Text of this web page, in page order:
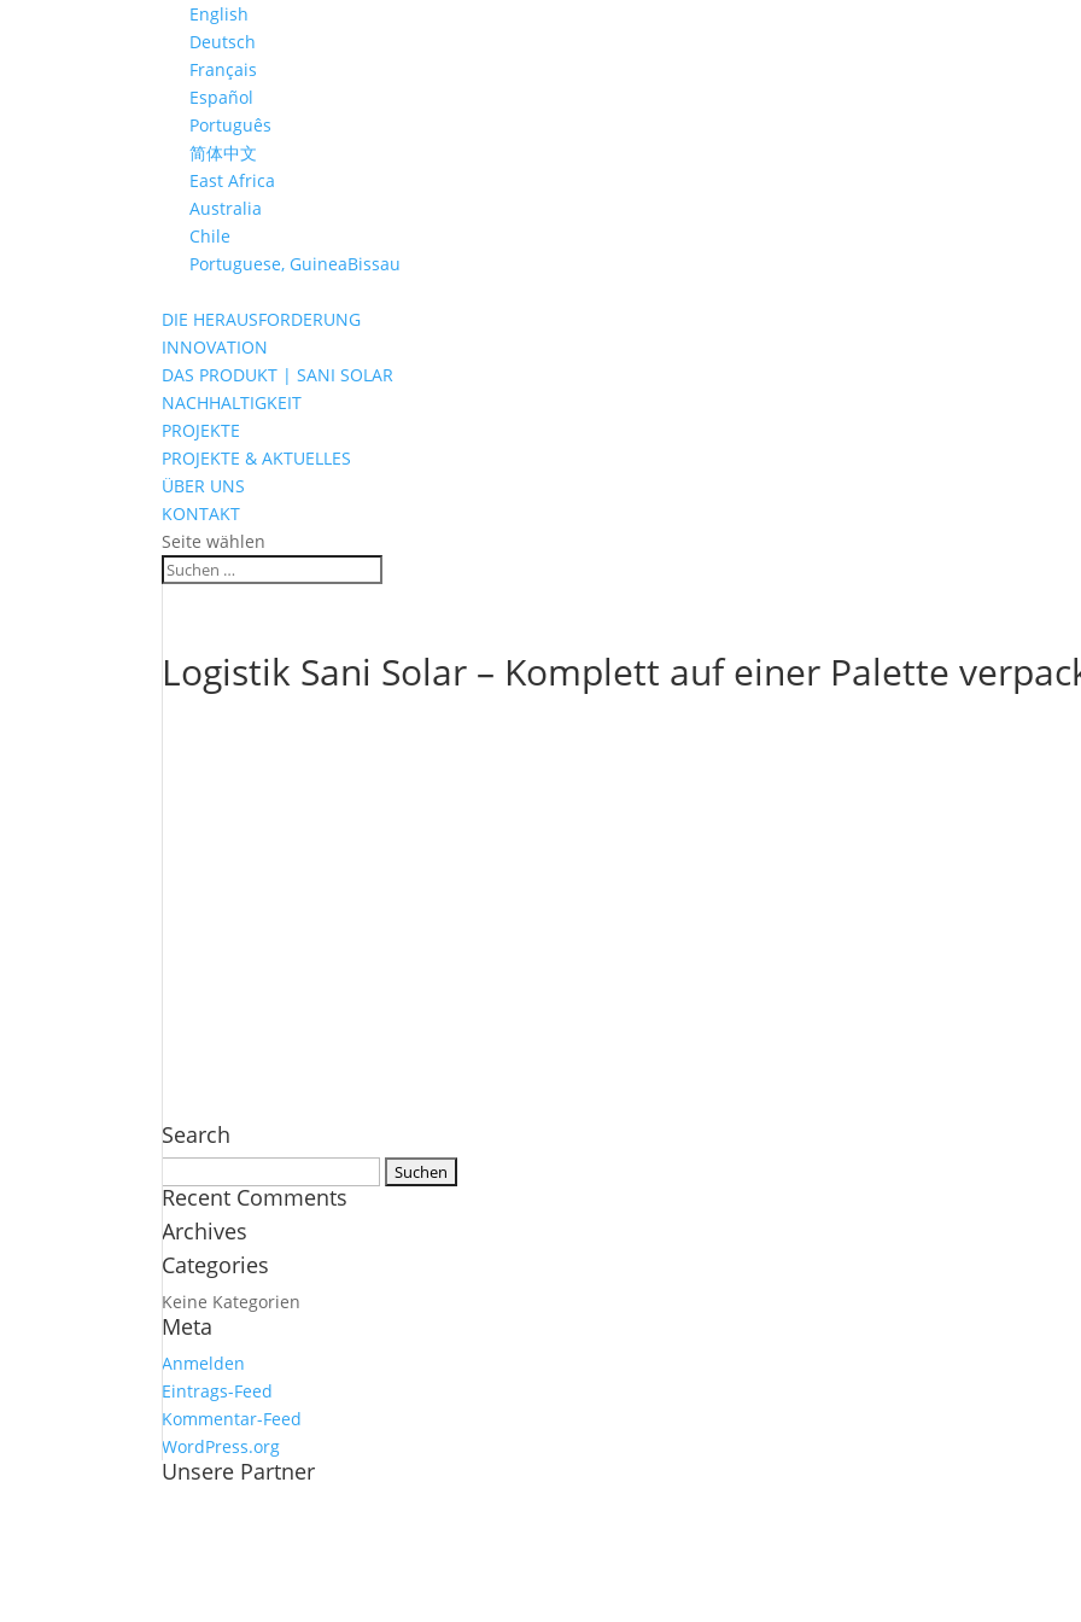
English
Deutsch
Français
Español
Português
简体中文
East Africa
Australia
Chile
Portuguese, GuineaBissau
DIE HERAUSFORDERUNG
INNOVATION
DAS PRODUKT | SANI SOLAR
NACHHALTIGKEIT
PROJEKTE
PROJEKTE & AKTUELLES
ÜBER UNS
KONTAKT
Seite wählen
Logistik Sani Solar – Komplett auf einer Palette
Search
nach:
Recent Comments
Archives
Categories
Keine Kategorien
Meta
Anmelden
Eintrags-Feed
Kommentar-Feed
WordPress.org
Unsere Partner